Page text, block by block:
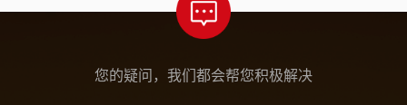
您的疑问，我们都会帮您积极解决